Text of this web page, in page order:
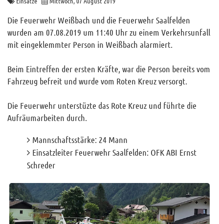
Funktionäre
Info und Tipps
Mitgliederbereich
Home
Kontakt
Impressum
RSS News
Links
Datenschutz
Die Feuerwehr Weißbach und die Feuerwehr Saalfelden
wurden am 07.08.2019 um 11:40 Uhr zu einem Verkehrsunfall
mit eingeklemmter Person in Weißbach alarmiert.
Beim Eintreffen der ersten Kräfte, war die Person bereits vom
Fahrzeug befreit und wurde vom Roten Kreuz versorgt.
Die Feuerwehr unterstüzte das Rote Kreuz und führte die
Aufräumarbeiten durch.
Mannschaftsstärke: 24 Mann
Einsatzleiter Feuerwehr Saalfelden: OFK ABI Ernst
Schreder